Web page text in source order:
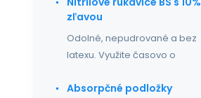
zľavou
Odolné, nepudrované a bez
latexu. Využite časovo o
Absorpčné podložky